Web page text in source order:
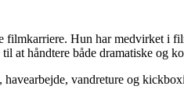
filmkarriere. Hun har
at håndtere både dramatiske og
vandreture og